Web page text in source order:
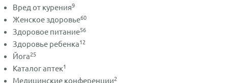
Вред от курения9
Женское здоровье60
Здоровое питание56
Здоровье ребенка12
Йога25
Каталог аптек1
Медицинские конференции2